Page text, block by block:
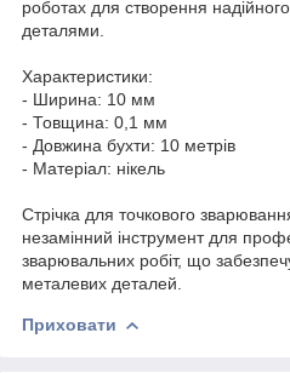
роботах для створення
деталями.
Характеристики:
- Ширина: 10 мм
- Товщина: 0,1 мм
- Довжина бухти: 10 метрів
- Матеріал: нікель
Стрічка для точкового
незамінний інструмент для
зварювальних робіт, що
металевих деталей.
Приховати